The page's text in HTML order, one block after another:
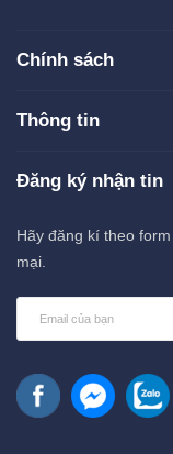
Chính sách
Thông tin
Đăng ký nhận tin
Hãy đăng kí theo
mại.